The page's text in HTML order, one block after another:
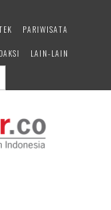
PARIWISATA
LAIN-LAIN